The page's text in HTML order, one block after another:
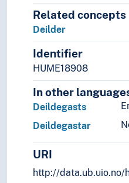
Sammenlignende
Tradering
Tradisjonsbegrepet
Kunst
Lingvistikk
Navn, personer og
Næringsliv og økonomi
Pedagogikk
Psykologi
Religionsvitenskap
Rettsvitenskap
Related concepts
Deilder
Identifier
HUME18908
In other
Deildegasts
Deildegastar
URI
http://data.ub.uio.no/